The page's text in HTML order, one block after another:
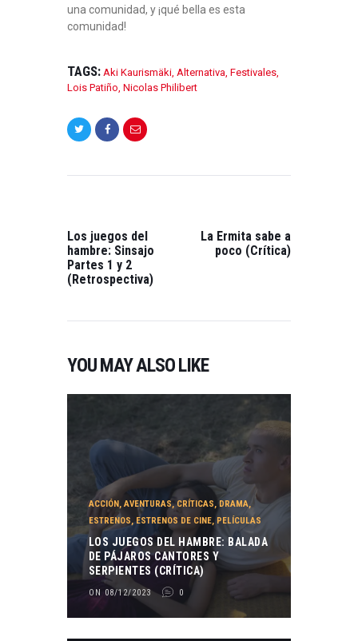
una comunidad, y ¡qué bella es esta
comunidad!
TAGS: Aki Kaurismäki, Alternativa, Festivales,
Lois Patiño, Nicolas Philibert
POST:
Los juegos del
hambre: Sinsajo
Partes 1 y 2
(Retrospectiva)
La Ermita sabe a
poco (Crítica)
YOU MAY ALSO LIKE
ACCIÓN, AVENTURAS, CRÍTICAS, DRAMA,
ESTRENOS,ESTRENOS DE CINE, PELÍCULAS
LOS JUEGOS DEL HAMBRE: BALADA
DE PÁJAROS CANTORES Y
SERPIENTES (CRÍTICA)
ON 08/12/2023 0